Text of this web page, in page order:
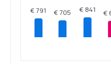
€ 791 € 705 € 841 €